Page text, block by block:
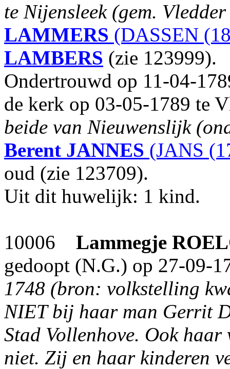
te Nijensleek (gem.
LAMMERS (DASSEN
LAMBERS (zie 123999).
Ondertrouwd op 11-04-
de kerk op 03-05-1789 te
beide van Nieuwenslijk
Berent JANNES (JANS
oud (zie 123709).
Uit dit huwelijk: 1 kind.
10006 Lammegje
gedoopt (N.G.) op 27-09-
1748 (bron: volkstelling
NIET bij haar man Gerrit
Stad Vollenhove. Ook
niet. Zij en haar kinderen